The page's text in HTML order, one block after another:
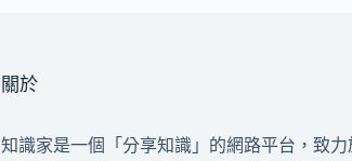
關於
知識家是一個「分享知識」的網路平台，致力